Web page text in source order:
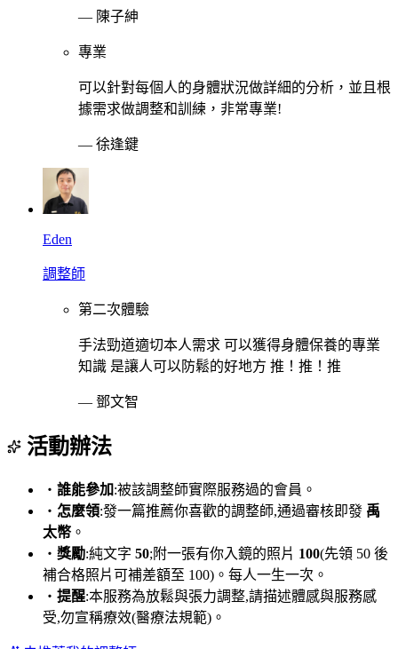
— 陳子紳
專業
可以針對每個人的身體狀況做詳細的分析，並且根
據需求做調整和訓練，非常專業!
— 徐逢鍵
Eden
調整師
第二次體驗
手法勁道適切本人需求 可以獲得身體保養的專業
知識 是讓人可以防鬆的好地方 推！推！推
— 鄧文智
活動辦法
・ 誰能參加:被該調整師實際服務過的會員。
・ 怎麼領:發一篇推薦你喜歡的調整師,通過審核即發 禹
太幣 。
・ 獎勵:純文字 50;附一張有你入鏡的照片 100(先領 50 後
補合格照片可補差額至 100)。每人一生一次。
・ 提醒:本服務為放鬆與張力調整,請描述體感與服務感
受,勿宣稱療效(醫療法規範)。